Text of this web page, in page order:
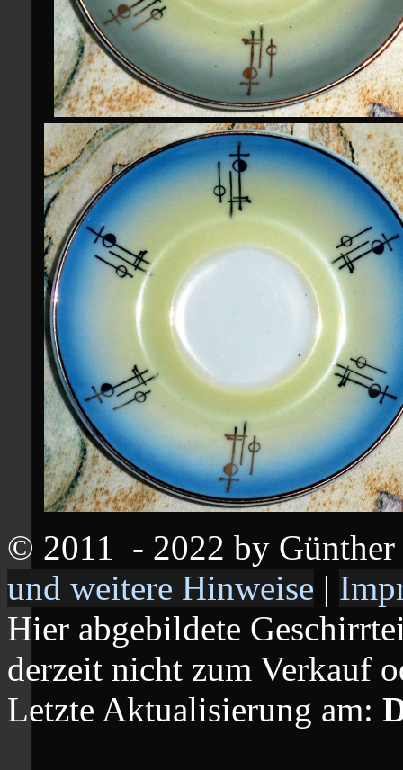
© 2011 - 2022 by
und weitere Hinweise |
Hier abgebildete
derzeit nicht zum Verkauf
Letzte Aktualisierung am: